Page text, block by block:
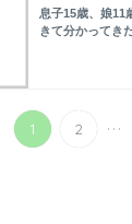
息子15歳、娘11
きて分かってき
1 2 ...